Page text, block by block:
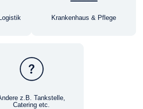
Krankenhaus & Pflege
z.B. Tankstelle,
Catering etc.